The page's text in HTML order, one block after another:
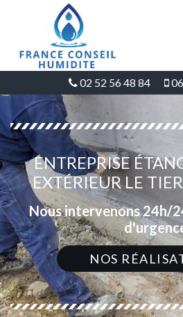
02 52 56 48 84
ENTREPRISE
EXTÉRIEUR LE
Nous intervenons 24h/
NOS